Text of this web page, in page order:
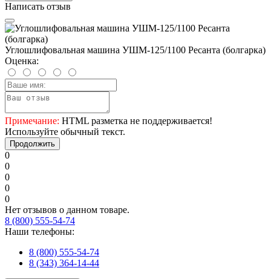
Написать отзыв
Углошлифовальная машина УШМ-125/1100 Ресанта (болгарка)
Оценка:
Примечание: HTML разметка не поддерживается!
Используйте обычный текст.
Продолжить
0
0
0
0
0
Нет отзывов о данном товаре.
8 (800) 555-54-74
Наши телефоны:
8 (800) 555-54-74
8 (343) 364-14-44